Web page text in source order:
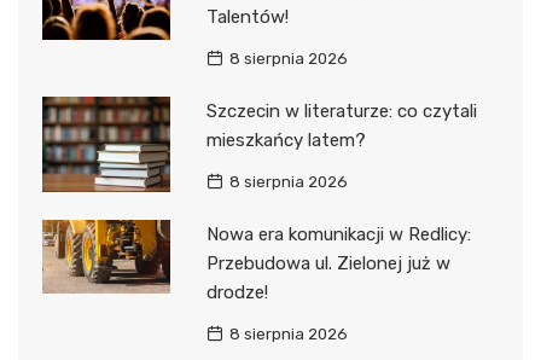
Talentów!
8 sierpnia 2026
Szczecin w literaturze: co czytali
mieszkańcy latem?
8 sierpnia 2026
Nowa era komunikacji w Redlicy:
Przebudowa ul. Zielonej już w
drodze!
8 sierpnia 2026